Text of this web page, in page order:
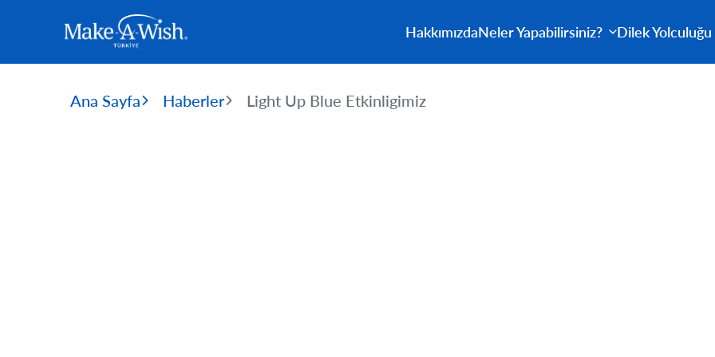
HakkımızdaNeler Yapabilirsiniz? Dilek Yolculuğu
Ana Sayfa Haberler Light Up Blue Etkinligimiz